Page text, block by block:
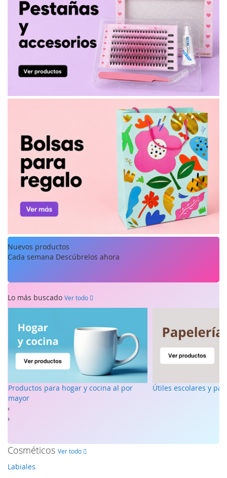
Nuevos productos
Cada semana Descúbrelos ahora
Lo más buscado Ver todo
Productos para hogar y cocina al por
mayor
Útiles escolares y
‹
›
Cosméticos Ver todo
Labiales